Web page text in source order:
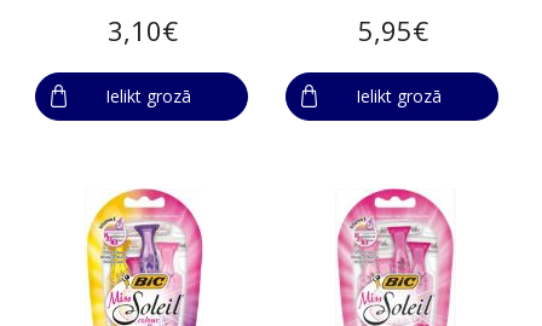
3,10€
Ielikt grozā
5,95€
Ielikt grozā